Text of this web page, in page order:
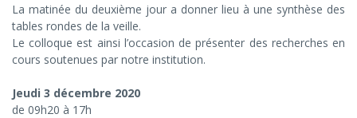
La matinée du deuxième jour a donner lieu à une synthèse des
tables rondes de la veille.
Le colloque est ainsi l’occasion de présenter des recherches en
cours soutenues par notre institution.
Jeudi 3 décembre 2020
de 09h20 à 17h